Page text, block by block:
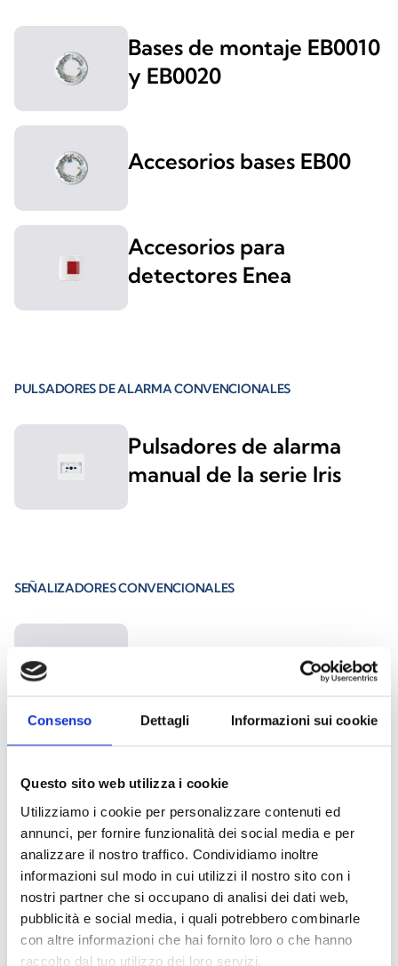
Consenso Dettagli Informazioni sui cookie
Questo sito web utilizza i cookie
Utilizziamo i cookie per personalizzare contenuti ed
annunci, per fornire funzionalità dei social media e per
analizzare il nostro traffico. Condividiamo inoltre
informazioni sul modo in cui utilizzi il nostro sito con i
nostri partner che si occupano di analisi dei dati web,
pubblicità e social media, i quali potrebbero combinarle
con altre informazioni che hai fornito loro o che hanno
raccolto dal tuo utilizzo dei loro servizi.
Bases de montaje EB0010
y EB0020
Accesorios bases EB00
Accesorios para
detectores Enea
PULSADORES DE ALARMA CONVENCIONALES
Pulsadores de alarma
manual de la serie Iris
SEÑALIZADORES CONVENCIONALES
Smarty-GFR
IS1000